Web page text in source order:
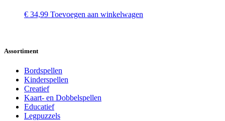
€ 34,99 Toevoegen aan winkelwagen
Assortiment
Bordspellen
Kinderspellen
Creatief
Kaart- en Dobbelspellen
Educatief
Legpuzzels